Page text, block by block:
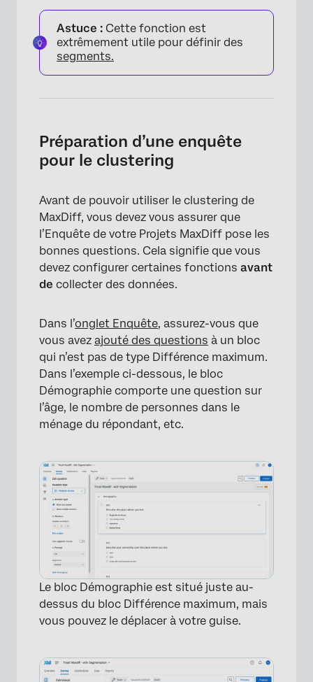
Astuce : Cette fonction est
extrêmement utile pour définir des
segments.
Préparation d’une enquête
pour le clustering
Avant de pouvoir utiliser le clustering de
MaxDiff, vous devez vous assurer que
l’Enquête de votre Projets MaxDiff pose les
bonnes questions. Cela signifie que vous
devez configurer certaines fonctions avant
de collecter des données.
Dans l’onglet Enquête, assurez-vous que
vous avez ajouté des questions à un bloc
qui n’est pas de type Différence maximum.
Dans l’exemple ci-dessous, le bloc
Démographie comporte une question sur
l’âge, le nombre de personnes dans le
ménage du répondant, etc.
Le bloc Démographie est situé juste au-
dessus du bloc Différence maximum, mais
vous pouvez le déplacer à votre guise.